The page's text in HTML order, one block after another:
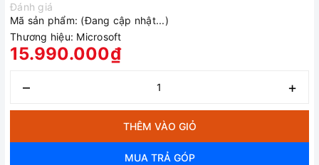
Đánh giá
Mã sản phẩm: (Đang cập nhật...)
Thương hiệu: Microsoft
15.990.000₫
– +
THÊM VÀO GIỎ
MUA TRẢ GÓP